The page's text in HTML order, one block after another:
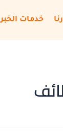
خدمات الخبر